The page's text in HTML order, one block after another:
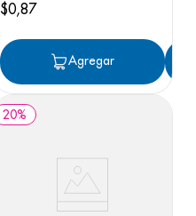
Agregar
$0,87
Agregar
20%